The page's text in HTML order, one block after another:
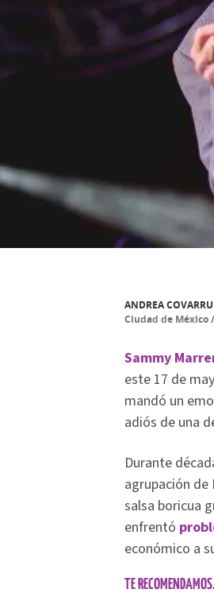
ANDREA
Ciudad de México/
Sammy
este 17 de
mandó un
adiós de una
Durante
agrupación
salsa boricua
enfrentó
económico a
TE